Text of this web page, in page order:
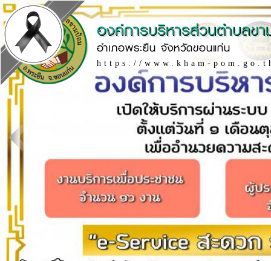
องค์การบริหารส่วนตำบลข
อำเภอพระยืน จังหวัดขอนแก่น
https://www.kham-